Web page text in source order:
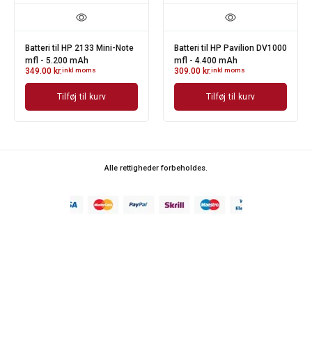
Batteri til HP 2133 Mini-Note
mfl - 5.200 mAh
349.00 kr.inkl moms
Tilføj til kurv
Batteri til HP Pavilion DV1000
mfl - 4.400 mAh
309.00 kr.inkl moms
Tilføj til kurv
Alle rettigheder forbeholdes.